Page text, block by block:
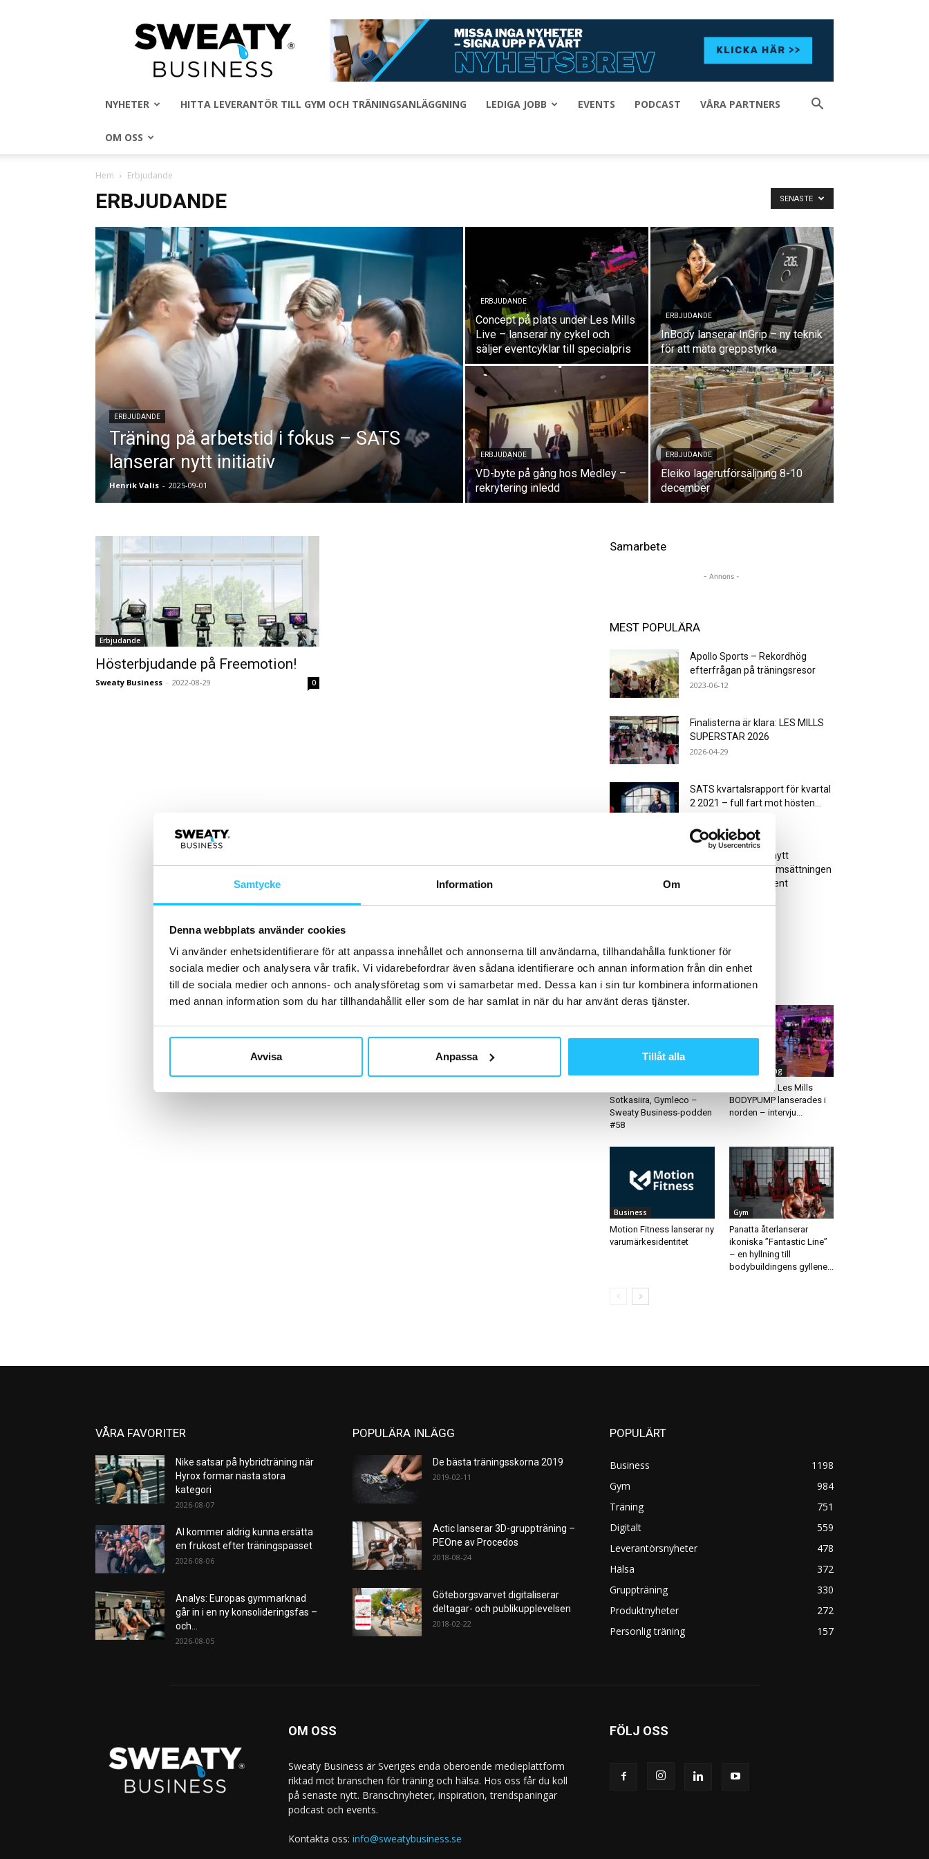
Samtycke Information Om
Denna webbplats använder cookies
Vi använder enhetsidentifierare för att anpassa innehållet och annonserna till användarna, tillhandahålla funktioner för
sociala medier och analysera vår trafik. Vi vidarebefordrar även sådana identifierare och annan information från din enhet
till de sociala medier och annons- och analysföretag som vi samarbetar med. Dessa kan i sin tur kombinera informationen
med annan information som du har tillhandahållit eller som de har samlat in när du har använt deras tjänster.
Avvisa Anpassa Tillåt alla
Sweaty
Business
NYHETER HITTA LEVERANTÖR TILL GYM OCH TRÄNINGSANLÄGGNING LEDIGA JOBB EVENTS PODCAST VÅRA PARTNERS
OM OSS
Hem Erbjudande
ERBJUDANDE SENASTE
ERBJUDANDE
Träning på arbetstid i fokus – SATS
lanserar nytt initiativ
Henrik Valis - 2025-09-01
ERBJUDANDE
Concept på plats under Les Mills
Live – lanserar ny cykel och
säljer eventcyklar till specialpris
ERBJUDANDE
InBody lanserar InGrip – ny teknik
för att mäta greppstyrka
ERBJUDANDE
VD-byte på gång hos Medley –
rekrytering inledd
ERBJUDANDE
Eleiko lagerutförsäljning 8-10
december
Erbjudande
Hösterbjudande på Freemotion!
Sweaty Business - 2022-08-29 0
Samarbete
- Annons -
MEST POPULÄRA
Apollo Sports – Rekordhög
efterfrågan på träningsresor
2023-06-12
Finalisterna är klara: LES MILLS
SUPERSTAR 2026
2026-04-29
SATS kvartalsrapport för kvartal
2 2021 – full fart mot hösten...
Planet Fitness slår nytt
medlemsrekord – omsättningen
ökade med 60 procent
HETAST JUST NU
Sotkasiira, Gymleco –
Sweaty Business-podden
#58
Gruppträning
25 år sedan Les Mills
BODYPUMP lanserades i
norden – intervju...
Business
Motion Fitness lanserar ny
varumärkesidentitet
Gym
Panatta återlanserar
ikoniska ”Fantastic Line”
– en hyllning till
bodybuildingens gyllene...
VÅRA FAVORITER
Nike satsar på hybridträning när
Hyrox formar nästa stora
kategori
2026-08-07
AI kommer aldrig kunna ersätta
en frukost efter träningspasset
2026-08-06
Analys: Europas gymmarknad
går in i en ny konsolideringsfas –
och...
2026-08-05
POPULÄRA INLÄGG
De bästa träningsskorna 2019
2019-02-11
Actic lanserar 3D-gruppträning –
PEOne av Procedos
2018-08-24
Göteborgsvarvet digitaliserar
deltagar- och publikupplevelsen
2018-02-22
POPULÄRT
Business
1198
Gym
984
Träning
751
Digitalt
559
Leverantörsnyheter
478
Hälsa
372
Gruppträning
330
Produktnyheter
272
Personlig träning
157
OM OSS
Sweaty Business är Sveriges enda oberoende medieplattform
riktad mot branschen för träning och hälsa. Hos oss får du koll
på senaste nytt. Branschnyheter, inspiration, trendspaningar
podcast och events.
Kontakta oss: info@sweatybusiness.se
FÖLJ OSS